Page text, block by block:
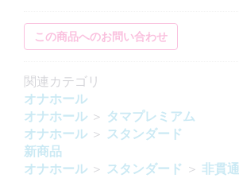
この商品へのお問い合わせ
関連カテゴリ
オナホール
オナホール ＞ タマプレミアム
オナホール ＞ スタンダード
新商品
オナホール ＞ スタンダード ＞ 非貫通